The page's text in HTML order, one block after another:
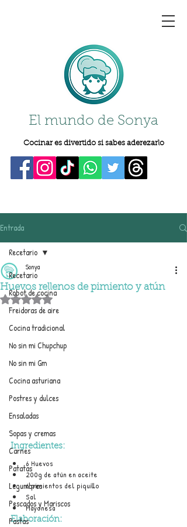
El mundo de Sonya
Cocinar es divertido si sabes aderezarlo
Entrada
Recetario
Robot de cocina
Freidoras de aire
Cocina tradicional
No sin mi Chupchup
No sin mi Gm
Cocina asturiana
Postres y dulces
Ensaladas
Sopas y cremas
Carnes
Patatas
Legumbres
Pescados y Mariscos
Pastas
Recetario
Huevos rellenos de pimiento y atún
Sonya
Obtuvo NaN de 5 estrellas.
Ingredientes:
6 Huevos
200g de atún en aceite
6 pimientos del piquillo
Sal
Mayonesa
Elaboración: